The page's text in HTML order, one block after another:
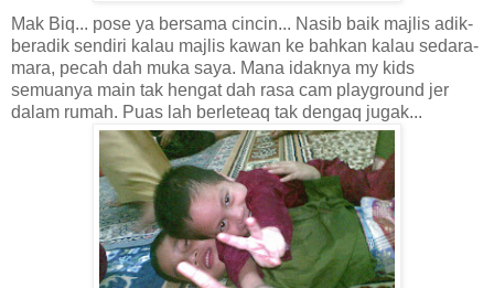
Mak Biq... pose ya bersama cincin... Nasib baik majlis adik-
beradik sendiri kalau majlis kawan ke bahkan kalau sedara-
mara, pecah dah muka saya. Mana idaknya my kids
semuanya main tak hengat dah rasa cam playground jer
dalam rumah. Puas lah berleteaq tak dengaq jugak...